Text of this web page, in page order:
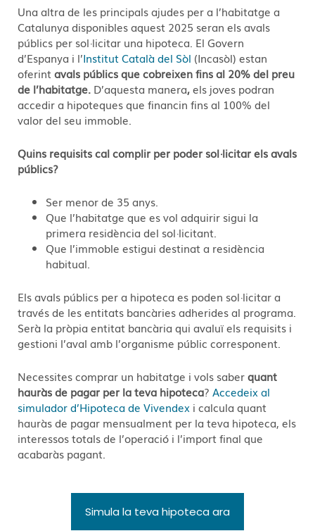
Una altra de les principals ajudes per a l’habitatge a
Catalunya disponibles aquest 2025 seran els avals
públics per sol·licitar una hipoteca. El Govern
d’Espanya i l’Institut Català del Sòl (Incasòl) estan
oferintavals públics que cobreixen fins al 20% del preu
de l’habitatge. D’aquesta manera,els joves podran
accedir a hipoteques que financin fins al 100% del
valor del seu immoble.
Quins requisits cal complir per poder sol·licitar els avals
públics?
Ser menor de 35 anys.
Que l’habitatge que es vol adquirir sigui la
primera residència del sol·licitant.
Que l’immoble estigui destinat a residència
habitual.
Els avals públics per a hipoteca es poden sol·licitar a
través de les entitats bancàries adherides al programa.
Serà la pròpia entitat bancària qui avaluï els requisits i
gestioni l’aval amb l’organisme públic corresponent.
Necessites comprar un habitatge i vols saberquant
hauràs de pagar per la teva hipoteca? Accedeix al
simulador d’Hipoteca de Vivendex i calcula quant
hauràs de pagar mensualment per la teva hipoteca, els
interessos totals de l’operació i l’import final que
acabaràs pagant.
Simula la teva hipoteca ara